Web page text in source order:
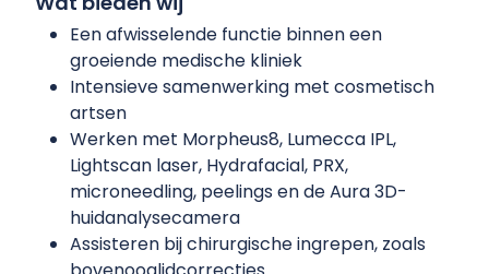
Een afwisselende functie binnen een
groeiende medische kliniek
Intensieve samenwerking met cosmetisch
artsen
Werken met Morpheus8, Lumecca IPL,
Lightscan laser, Hydrafacial, PRX,
microneedling, peelings en de Aura 3D-
huidanalysecamera
Assisteren bij chirurgische ingrepen, zoals